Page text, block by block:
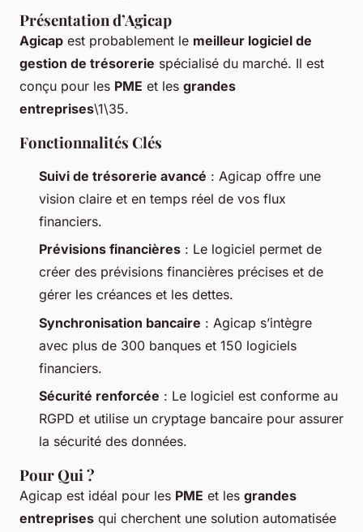
Présentation d’Agicap
Agicap est probablement le meilleur logiciel de
gestion de trésorerie spécialisé du marché. Il est
conçu pour les PME et les grandes
entreprises\1\35.
Fonctionnalités Clés
Suivi de trésorerie avancé : Agicap offre une
vision claire et en temps réel de vos flux
financiers.
Prévisions financières : Le logiciel permet de
créer des prévisions financières précises et de
gérer les créances et les dettes.
Synchronisation bancaire : Agicap s’intègre
avec plus de 300 banques et 150 logiciels
financiers.
Sécurité renforcée : Le logiciel est conforme au
RGPD et utilise un cryptage bancaire pour assurer
la sécurité des données.
Pour Qui ?
Agicap est idéal pour les PME et les grandes
entreprises qui cherchent une solution automatisée